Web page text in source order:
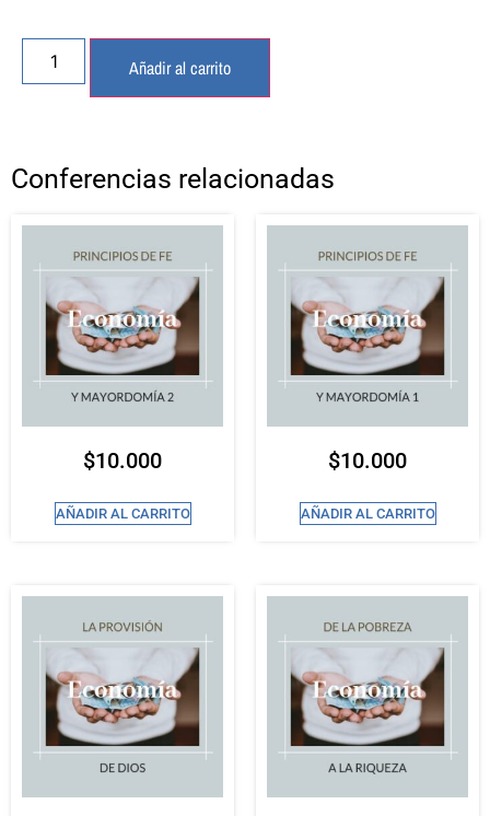
Añadir al carrito
Conferencias relacionadas
$10.000
AÑADIR AL CARRITO
$10.000
AÑADIR AL CARRITO